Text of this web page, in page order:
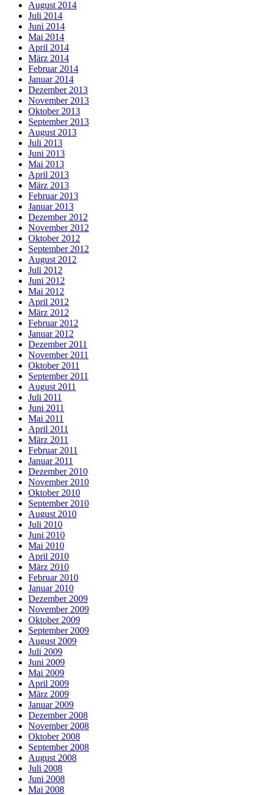
August 2014
Juli 2014
Juni 2014
Mai 2014
April 2014
März 2014
Februar 2014
Januar 2014
Dezember 2013
November 2013
Oktober 2013
September 2013
August 2013
Juli 2013
Juni 2013
Mai 2013
April 2013
März 2013
Februar 2013
Januar 2013
Dezember 2012
November 2012
Oktober 2012
September 2012
August 2012
Juli 2012
Juni 2012
Mai 2012
April 2012
März 2012
Februar 2012
Januar 2012
Dezember 2011
November 2011
Oktober 2011
September 2011
August 2011
Juli 2011
Juni 2011
Mai 2011
April 2011
März 2011
Februar 2011
Januar 2011
Dezember 2010
November 2010
Oktober 2010
September 2010
August 2010
Juli 2010
Juni 2010
Mai 2010
April 2010
März 2010
Februar 2010
Januar 2010
Dezember 2009
November 2009
Oktober 2009
September 2009
August 2009
Juli 2009
Juni 2009
Mai 2009
April 2009
März 2009
Januar 2009
Dezember 2008
November 2008
Oktober 2008
September 2008
August 2008
Juli 2008
Juni 2008
Mai 2008